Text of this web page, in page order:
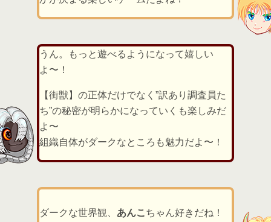
うん。もっと遊べるようになって嬉しい
よ〜！
【街獣】の正体だけでなく”訳あり調査員た
ち”の秘密が明らかになっていくも楽しみだ
よ〜
組織自体がダークなところも魅力だよ〜！
ダークな世界観、 あんこ ちゃん好きだね！